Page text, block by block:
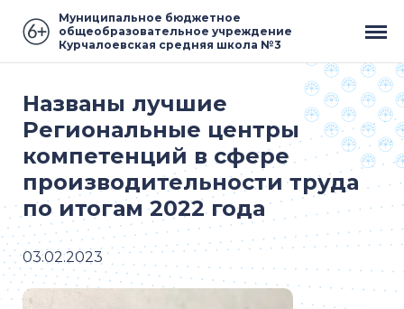
Муниципальное бюджетное
общеобразовательное учреждение
Курчалоевская средняя школа №3
Названы лучшие
Региональные центры
компетенций в сфере
производительности труда
по итогам 2022 года
03.02.2023